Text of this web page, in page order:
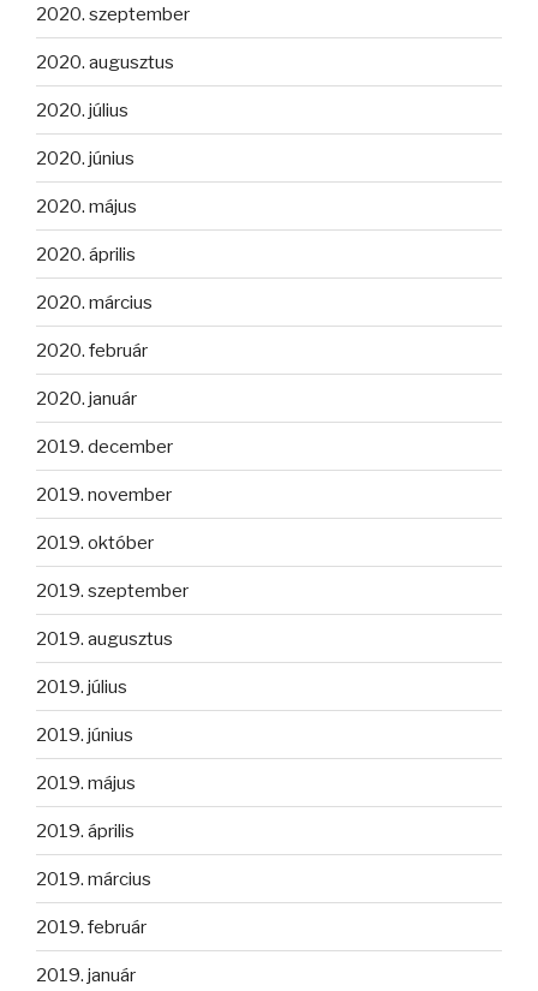
2020. szeptember
2020. augusztus
2020. július
2020. június
2020. május
2020. április
2020. március
2020. február
2020. január
2019. december
2019. november
2019. október
2019. szeptember
2019. augusztus
2019. július
2019. június
2019. május
2019. április
2019. március
2019. február
2019. január